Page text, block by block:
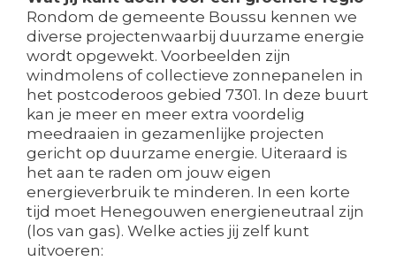
Rondom de gemeente Boussu kennen we
diverse projectenwaarbij duurzame energie
wordt opgewekt. Voorbeelden zijn
windmolens of collectieve zonnepanelen in
het postcoderoos gebied 7301. In deze buurt
kan je meer en meer extra voordelig
meedraaien in gezamenlijke projecten
gericht op duurzame energie. Uiteraard is
het aan te raden om jouw eigen
energieverbruik te minderen. In een korte
tijd moet Henegouwen energieneutraal zijn
(los van gas). Welke acties jij zelf kunt
uitvoeren: